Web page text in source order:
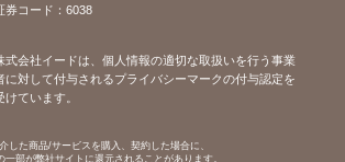
券コード：6038
式会社イードは、個人情報の適切な取扱いを行う事業
に対して付与されるプライバシーマークの付与認定を
けています。
した商品/サービスを購入、契約した場合に、
一部が弊社サイトに還元されることがあります。